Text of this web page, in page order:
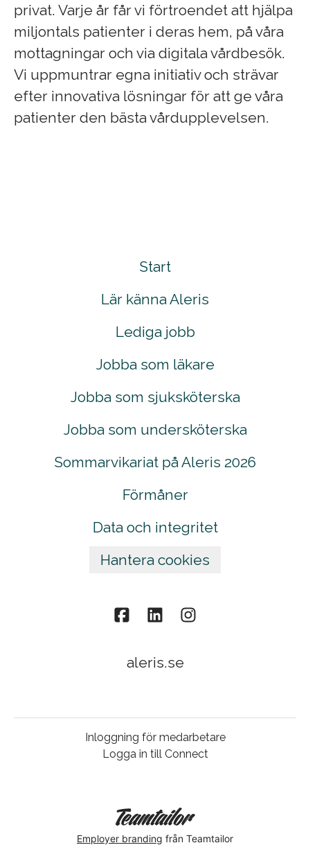
privat. Varje år får vi förtroendet att hjälpa
miljontals patienter i deras hem, på våra
mottagningar och via digitala vårdbesök.
Vi uppmuntrar egna initiativ och strävar
efter innovativa lösningar för att ge våra
patienter den bästa vårdupplevelsen.
Start
Lär känna Aleris
Lediga jobb
Jobba som läkare
Jobba som sjuksköterska
Jobba som undersköterska
Sommarvikariat på Aleris 2026
Förmåner
Data och integritet
Hantera cookies
aleris.se
Inloggning för medarbetare
Logga in till Connect
Employer branding från Teamtailor